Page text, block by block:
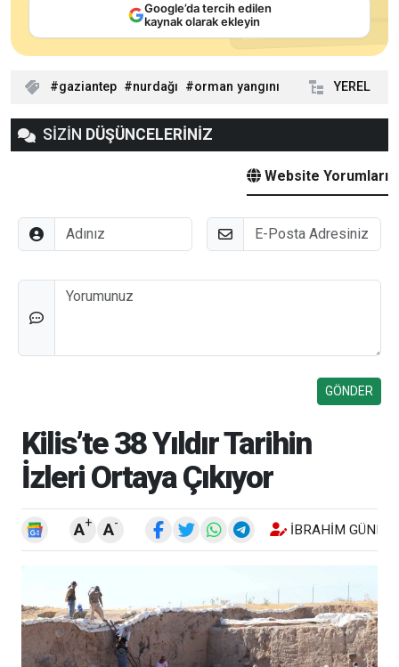
Google’da tercih edilen
kaynak olarak ekleyin
gaziantep nurdağı orman yangını YEREL
SİZİN DÜŞÜNCELERİNİZ
Website Yorumları
Adınız E-Posta
Düşünceleriniz
Kilis’te 38 Yıldır Tarihin
İzleri Ortaya Çıkıyor
A+ A- İBRAHIM GÜNEŞ